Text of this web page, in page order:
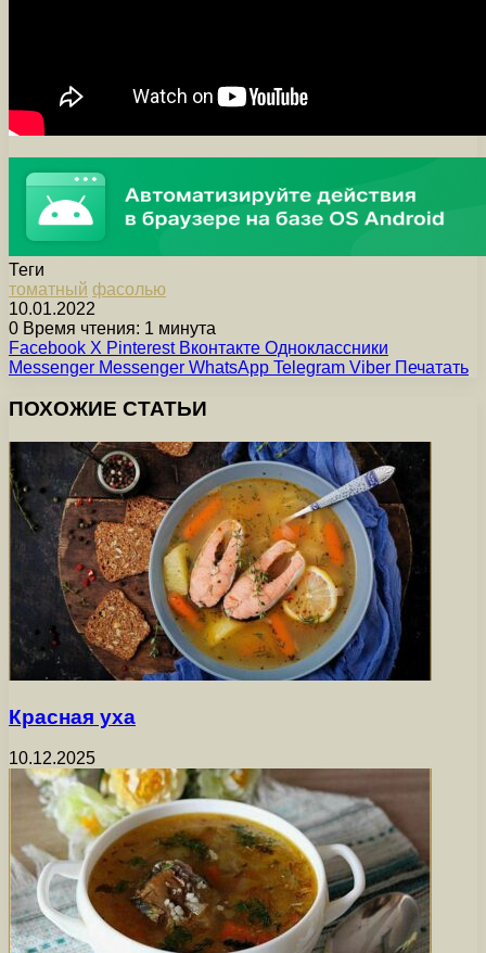
Теги
томатный фасолью
10.01.2022
0 Время чтения: 1 минута
Facebook X Pinterest Вконтакте Одноклассники
Messenger Messenger WhatsApp Telegram Viber Печатать
ПОХОЖИЕ СТАТЬИ
Красная уха
10.12.2025